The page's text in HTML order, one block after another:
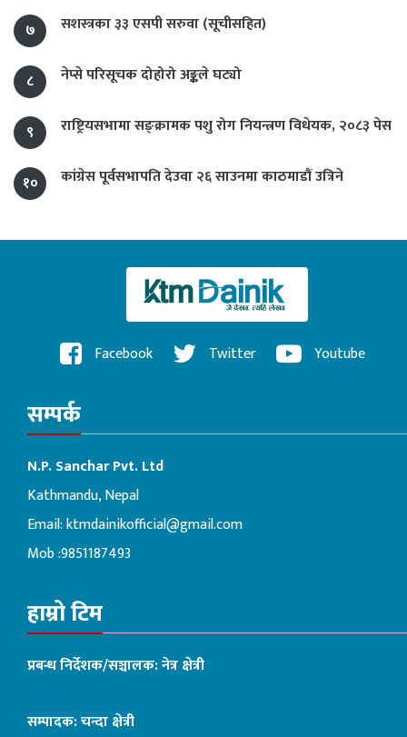
७ सशस्त्रका ३३ एसपी सरुवा (सूचीसहित)
८ नेप्से परिसूचक दोहोरो अङ्कले घट्यो
९ राष्ट्रियसभामा सङ्क्रामक पशु रोग नियन्त्रण विधेयक, २०८३ पेस
१० कांग्रेस पूर्वसभापति देउवा २६ साउनमा काठमाडौं उत्रिने
Facebook Twitter Youtube
सम्पर्क
N.P. Sanchar Pvt. Ltd
Kathmandu, Nepal
Email:ktmdainikofficial@gmail.com
Mob :9851187493
हाम्रो टिम
प्रबन्ध निर्देशक/सञ्चालक: नेत्र क्षेत्री
सम्पादक: चन्दा क्षेत्री